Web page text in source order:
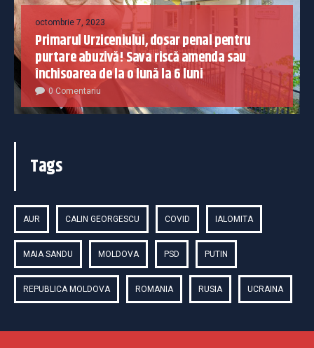
octombrie 7, 2023
Primarul Urziceniului, dosar penal pentru
purtare abuzivă! Sava riscă amenda sau
închisoarea de la o lună la 6 luni
0 Comentariu
Tags
AUR CALIN GEORGESCU COVID IALOMITA
MAIA SANDU MOLDOVA PSD PUTIN
REPUBLICA MOLDOVA ROMANIA RUSIA UCRAINA